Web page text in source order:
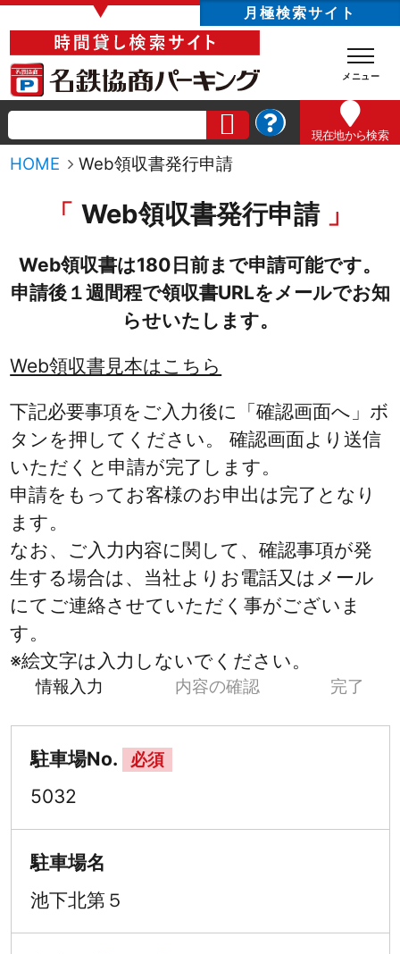
▼ 月極検索サイト
現在地から検索
HOME Web領収書発行申請
Web領収書発行申請
Web領収書は180日前まで申請可能です。
申請後１週間程で領収書URLをメールでお知
らせいたします。
Web領収書見本はこちら
下記必要事項をご入力後に「確認画面へ」ボ
タンを押してください。 確認画面より送信
いただくと申請が完了します。
申請をもってお客様のお申出は完了となり
ます。
なお、ご入力内容に関して、確認事項が発
生する場合は、当社よりお電話又はメール
にてご連絡させていただく事がございま
す。
※絵文字は入力しないでください。
情報入力 内容の確認 完了
駐車場No. 必須
5032
駐車場名
池下北第５